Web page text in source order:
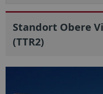
Standort Obere
(TTR2)